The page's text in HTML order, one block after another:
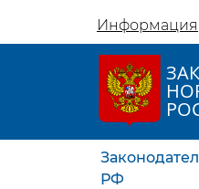
Информация
РФ